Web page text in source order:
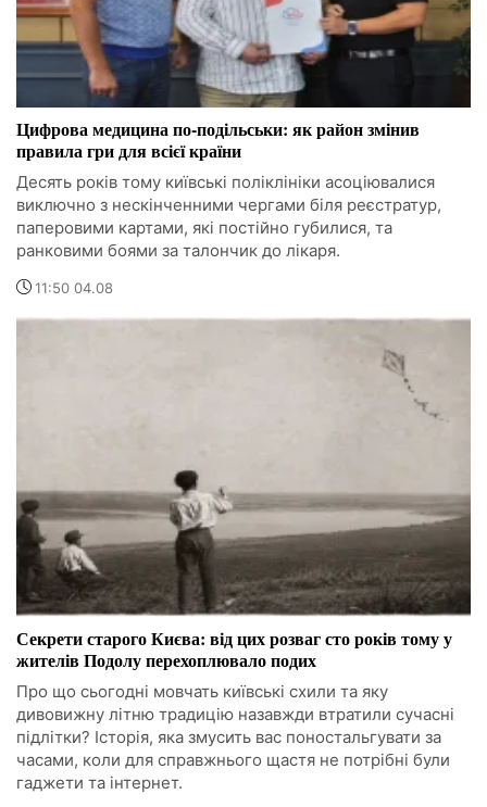
Цифрова медицина по-подільськи: як район змінив
правила гри для всієї країни
Десять років тому київські поліклініки асоціювалися
виключно з нескінченними чергами біля реєстратур,
паперовими картами, які постійно губилися, та
ранковими боями за талончик до лікаря.
11:50 04.08
Секрети старого Києва: від цих розваг сто років тому у
жителів Подолу перехоплювало подих
Про що сьогодні мовчать київські схили та яку
дивовижну літню традицію назавжди втратили сучасні
підлітки? Історія, яка змусить вас поностальгувати за
часами, коли для справжнього щастя не потрібні були
гаджети та інтернет.